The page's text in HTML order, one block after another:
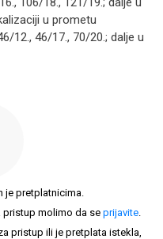
u prometu
12., 46/17., 70/20.; dalje u
je pretplatnicima.
molimo da se prijavite.
pristup ili je pretplata istekla,